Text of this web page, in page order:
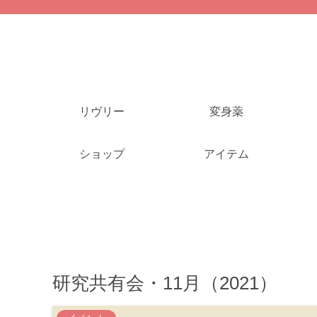
リヴリー 変身薬
ショップ アイテム
研究共有会・11月（2021）